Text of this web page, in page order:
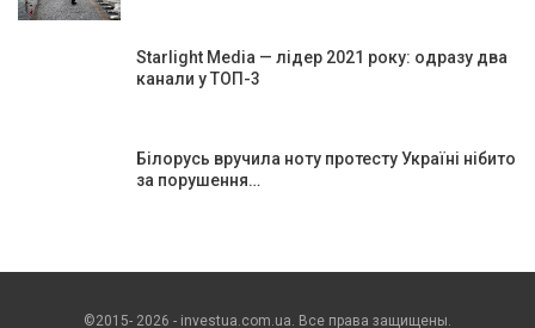
Starlight Media — лідер 2021 року: одразу два
канали у ТОП-3
Білорусь вручила ноту протесту Україні нібито
за порушення…
©2015- 2026 - investua.com.ua. Все права защищены.